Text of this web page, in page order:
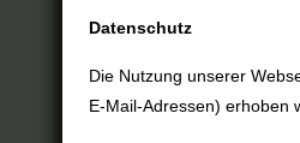
Datenschutz
Die Nutzung unserer
E-Mail-Adressen) erhoben